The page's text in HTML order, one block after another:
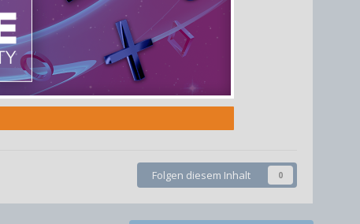
Folgen diesem Inhalt 0